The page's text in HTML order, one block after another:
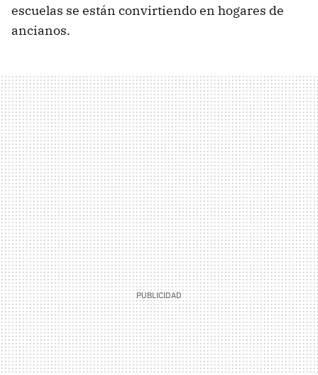
escuelas se están convirtiendo en hogares de
ancianos.